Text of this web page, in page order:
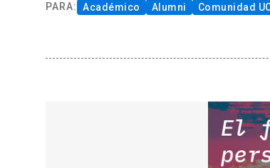
PARA: Académico Alumni Comunidad